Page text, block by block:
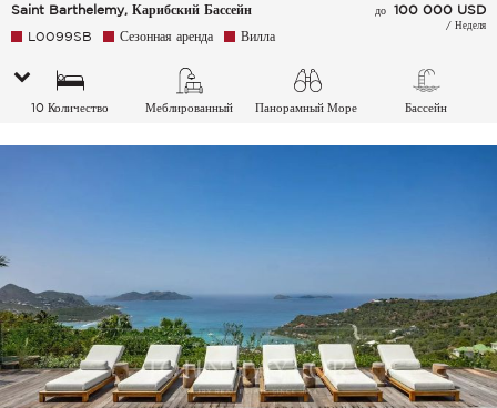
Saint Barthelemy, Карибский Бассейн
до 100 000 USD
/ Неделя
L0099SB Сезонная аренда Вилла
10 Количество
Меблированный Панорамный Море Бассейн